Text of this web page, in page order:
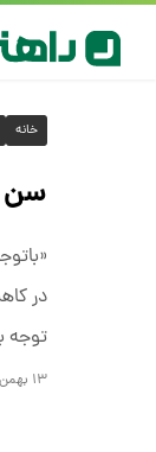
خانه
سن
در
توجه
۱۳ بهمن ۱۴۰۳